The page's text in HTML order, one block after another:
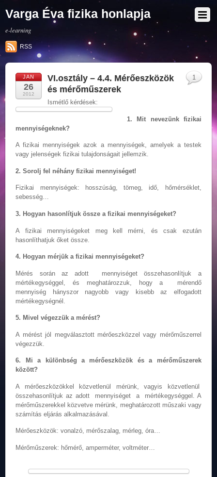
Varga Éva fizika honlapja
e-learning
RSS
JAN
26
2012
VI.osztály – 4.4. Mérőeszközök
és mérőműszerek
Ismétlő kérdések:
1. Mit nevezünk fizikai
mennyiségeknek?
A fizikai mennyiségek azok a mennyiségek, amelyek a testek
vagy jelenségek fizikai tulajdonságait jellemzik.
2. Sorolj fel néhány fizikai mennyiséget!
Fizikai mennyiségek: hosszúság, tömeg, idő, hőmérséklet,
sebesség…
3. Hogyan hasonlítjuk össze a fizikai mennyiségeket?
A fizikai mennyiségeket meg kell mérni, és csak ezután
hasonlíthatjuk őket össze.
4. Hogyan mérjük a fizikai mennyiségeket?
Mérés során az adott mennyiséget összehasonlítjuk a
mértékegységgel, és meghatározzuk, hogy a mérendő
mennyiség hányszor nagyobb vagy kisebb az elfogadott
mértékegységnél.
5. Mivel végezzük a mérést?
A mérést jól megválasztott mérőeszközzel vagy mérőműszerrel
végezzük.
6. Mi a különbség a mérőeszközök és a mérőműszerek
között?
A mérőeszközökkel közvetlenül mérünk, vagyis közvetlenül
összehasonlítjuk az adott mennyiséget a mértékegységgel. A
mérőműszerekkel közvetve mérünk, meghatározott műszaki vagy
számítás eljárás alkalmazásával.
Mérőeszközök: vonalzó, mérőszalag, mérleg, óra…
Mérőműszerek: hőmérő, amperméter, voltméter…
1